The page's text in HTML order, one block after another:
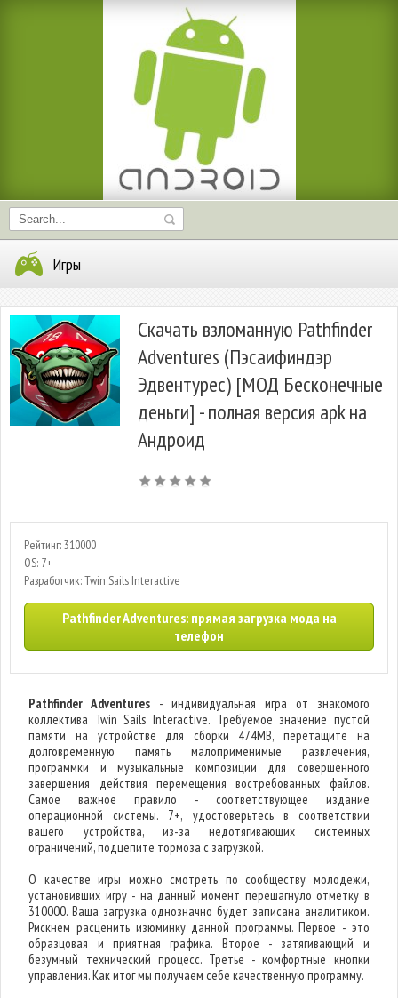
Игры
Скачать взломанную Pathfinder
Adventures (Пэсаифиндэр
Эдвентурес) [МОД Бесконечные
деньги] - полная версия apk на
Андроид
Рейтинг: 310000
OS: 7+
Разработчик: Twin Sails Interactive
Pathfinder Adventures: прямая загрузка мода на
телефон
Pathfinder Adventures - индивидуальная игра от знакомого
коллектива Twin Sails Interactive. Требуемое значение пустой
памяти на устройстве для сборки 474MB, перетащите на
долговременную память малоприменимые развлечения,
программки и музыкальные композиции для совершенного
завершения действия перемещения востребованных файлов.
Самое важное правило - соответствующее издание
операционной системы. 7+, удостоверьтесь в соответствии
вашего устройства, из-за недотягивающих системных
ограничений, подцепите тормоза с загрузкой.
О качестве игры можно смотреть по сообществу молодежи,
установивших игру - на данный момент перешагнуло отметку в
310000. Ваша загрузка однозначно будет записана аналитиком.
Рискнем расценить изюминку данной программы. Первое - это
образцовая и приятная графика. Второе - затягивающий и
безумный технический процесс. Третье - комфортные кнопки
управления. Как итог мы получаем себе качественную программу.